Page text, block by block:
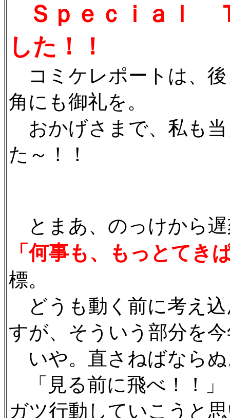
Ｓｐｅｃｉａｌ
した！！
コミケレポートは、
角にも御礼を。
おかげさまで、私も
た～！！
とまあ、のっけから
「何事も、もっとてき
標。
どうも動く前に考え
すが、そういう部分を
いや。直さねばなら
「見る前に飛べ！！」
ガツ行動していこうと